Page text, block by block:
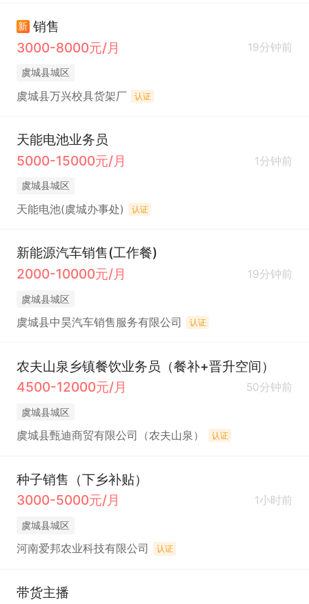
新 销售
3000-8000元/月
19分钟前
虞城县城区
虞城县万兴校具货架厂 认证
天能电池业务员
5000-15000元/月
1分钟前
虞城县城区
天能电池(虞城办事处) 认证
新能源汽车销售(工作餐)
2000-10000元/月
19分钟前
虞城县城区
虞城县中昊汽车销售服务有限公司 认证
农夫山泉乡镇餐饮业务员（餐补+晋升空间）
4500-12000元/月
50分钟前
虞城县城区
虞城县甄迪商贸有限公司（农夫山泉） 认证
种子销售（下乡补贴）
3000-5000元/月
1小时前
虞城县城区
河南爱邦农业科技有限公司 认证
带货主播